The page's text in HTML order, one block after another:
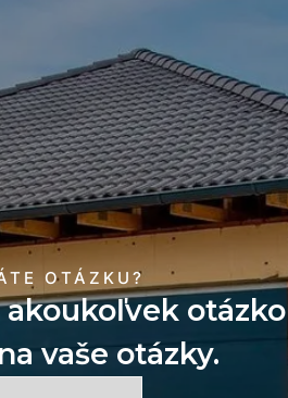
OTÁZKU?
vaše otázky.